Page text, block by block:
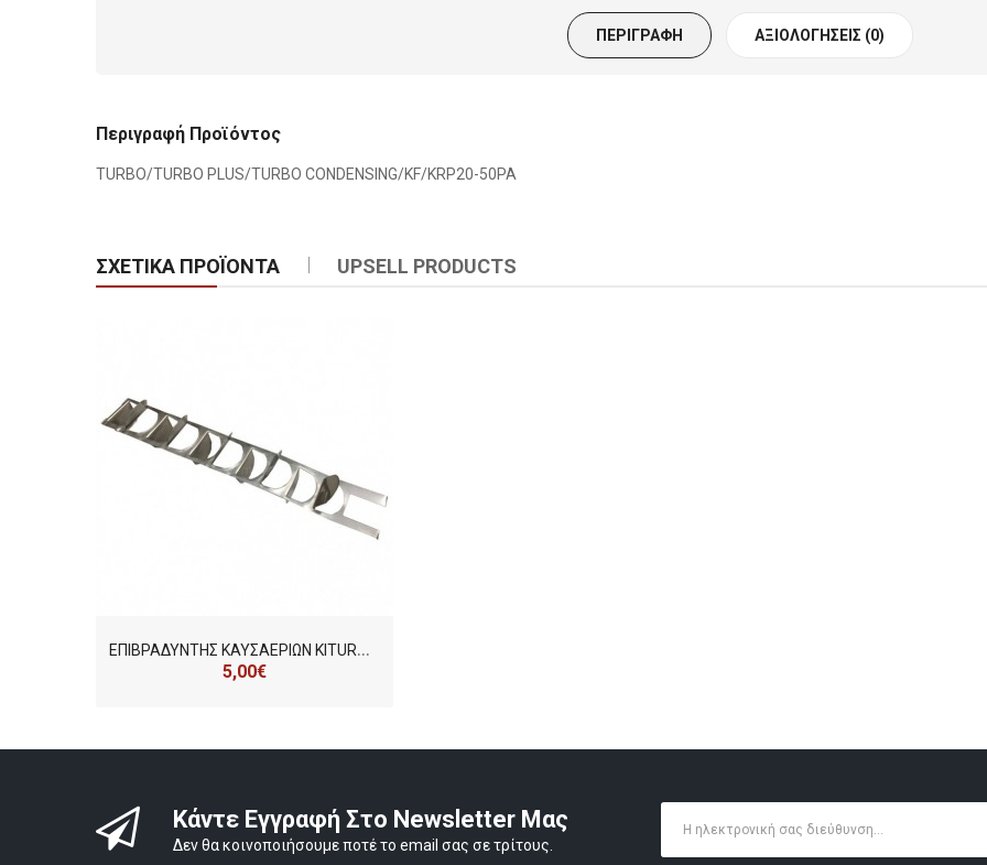
ΠΕΡΙΓΡΑΦΉ ΑΞΙΟΛΟΓΉΣΕΙΣ (0)
Περιγραφή Προϊόντος
TURBO/TURBO PLUS/TURBO CONDENSING/KF/KRP20-50PA
ΣΧΕΤΙΚΆ ΠΡΟΪΌΝΤΑ UPSELL PRODUCTS
Ε
ΠΙΒΡΑΔΥΝΤΗΣ ΚΑΥΣΑΕΡΙΩΝ KITURAMI, 327×49
5,00€
Κάντε Εγγραφή Στο Newsletter Μας
Δεν θα κοινοποιήσουμε ποτέ το email σας σε τρίτους.